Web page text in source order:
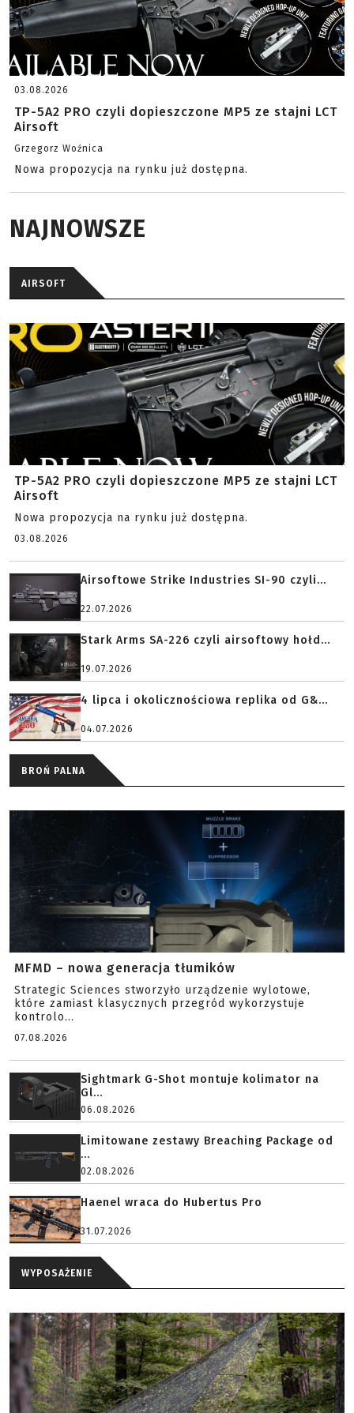
03.08.2026
TP-5A2 PRO czyli dopieszczone MP5 ze stajni LCT
Airsoft
Grzegorz Woźnica
Nowa propozycja na rynku już dostępna.
NAJNOWSZE
AIRSOFT
TP-5A2 PRO czyli dopieszczone MP5 ze stajni LCT
Airsoft
Nowa propozycja na rynku już dostępna.
03.08.2026
Airsoftowe Strike Industries SI-90 czyli...
22.07.2026
Stark Arms SA-226 czyli airsoftowy hołd...
19.07.2026
4 lipca i okolicznościowa replika od G&...
04.07.2026
BROŃ PALNA
MFMD – nowa generacja tłumików
Strategic Sciences stworzyło urządzenie wylotowe,
które zamiast klasycznych przegród wykorzystuje
kontrolo...
07.08.2026
Sightmark G-Shot montuje kolimator na
Gl...
06.08.2026
Limitowane zestawy Breaching Package od
...
02.08.2026
Haenel wraca do Hubertus Pro
31.07.2026
WYPOSAŻENIE